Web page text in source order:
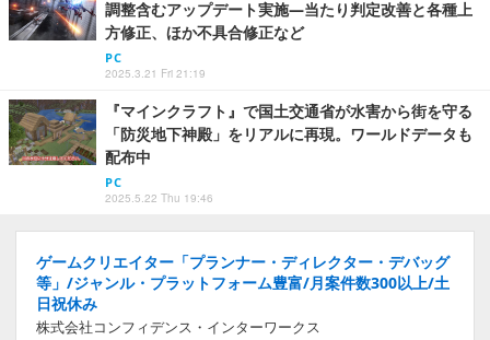
調整含むアップデート実施―当たり判定改善と各種上
方修正、ほか不具合修正など
PC
2025.3.21 Fri 21:19
『マインクラフト』で国土交通省が水害から街を守る
「防災地下神殿」をリアルに再現。ワールドデータも
配布中
PC
2025.5.22 Thu 19:46
ゲームクリエイター「プランナー・ディレクター・デバッグ
等」/ジャンル・プラットフォーム豊富/月案件数300以上/土
日祝休み
株式会社コンフィデンス・インターワークス